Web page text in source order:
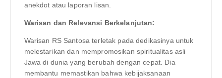
anekdot atau laporan lisan.
Warisan dan Relevansi Berkelanjutan:
Warisan RS Santosa terletak pada dedikasinya untuk
melestarikan dan mempromosikan spiritualitas asli
Jawa di dunia yang berubah dengan cepat. Dia
membantu memastikan bahwa kebijaksanaan